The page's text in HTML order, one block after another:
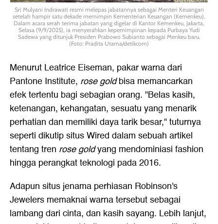
Sri Mulyani Indrawati resmi melepas jabatannya sebagai Menteri Keuangan
setelah hampir satu dekade memimpin Kementerian Keuangan (Kemenkeu).
Dalam acara serah terima jabatan yang digelar di Kantor Kemenkeu, Jakarta,
Selasa (9/9/2025), ia menyerahkan kepemimpinan kepada Purbaya Yudi
Sadewa yang ditunjuk Presiden Prabowo Subianto sebagai Menkeu baru.
(Foto: Pradita Utama/detikcom)
Menurut Leatrice Eiseman, pakar warna dari
Pantone Institute, rose goldbisa memancarkan
efek tertentu bagi sebagian orang. "Belas kasih,
ketenangan, kehangatan, sesuatu yang menarik
perhatian dan memiliki daya tarik besar," tuturnya
seperti dikutip situs Wired dalam sebuah artikel
tentang tren rose goldyang mendominiasi fashion
hingga perangkat teknologi pada 2016.
Adapun situs jenama perhiasan Robinson's
Jewelers memaknai warna tersebut sebagai
lambang dari cinta, dan kasih sayang. Lebih lanjut,